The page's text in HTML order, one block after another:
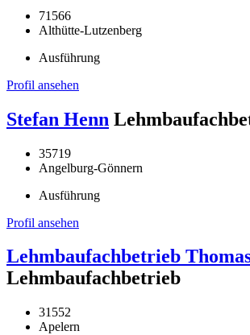
71566
Althütte-Lutzenberg
Ausführung
Profil ansehen
Stefan Henn
35719
Angelburg-Gönnern
Ausführung
Profil ansehen
Lehmbaufachbetrieb
Lehmbaufachbetrieb
31552
Apelern